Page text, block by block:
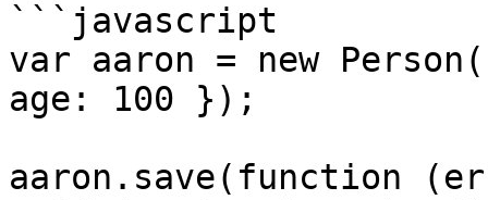
```javascript
var aaron = new
age: 100 });
aaron.save(function